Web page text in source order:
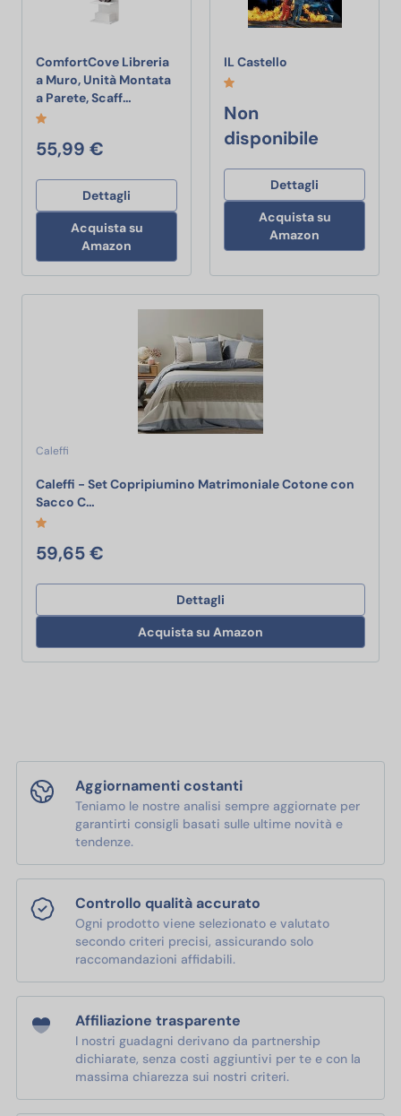
ComfortCove Libreria
a Muro, Unità Montata
a Parete, Scaff…
55,99 €
Dettagli
Acquista su
Amazon
IL Castello
Non
disponibile
Dettagli
Acquista su
Amazon
Caleffi
Caleffi - Set Copripiumino Matrimoniale Cotone con
Sacco C…
59,65 €
Dettagli
Acquista su Amazon
Aggiornamenti costanti
Teniamo le nostre analisi sempre aggiornate per
garantirti consigli basati sulle ultime novità e
tendenze.
Controllo qualità accurato
Ogni prodotto viene selezionato e valutato
secondo criteri precisi, assicurando solo
raccomandazioni affidabili.
Affiliazione trasparente
I nostri guadagni derivano da partnership
dichiarate, senza costi aggiuntivi per te e con la
massima chiarezza sui nostri criteri.